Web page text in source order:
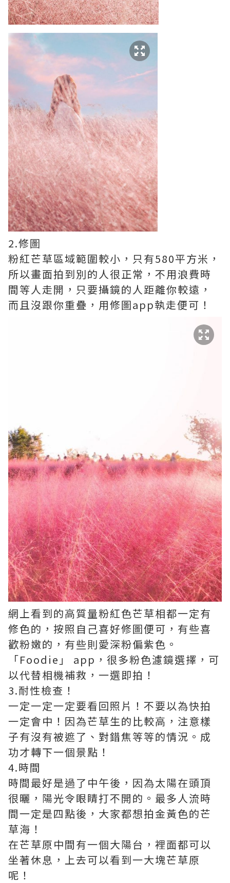
2.修圖
粉紅芒草區域範圍較小，只有580平方米，
所以畫面拍到別的人很正常，不用浪費時
間等人走開，只要攝鏡的人距離你較遠，
而且沒跟你重疊，用修圖app執走便可！
網上看到的高質量粉紅色芒草相都一定有
修色的，按照自己喜好修圖便可，有些喜
歡粉嫩的，有些則愛深粉偏紫色。
「Foodie」 app，很多粉色濾鏡選擇，可
以代替相機補救，一選即拍！
3.耐性檢查！
一定一定一定要看回照片！不要以為快拍
一定會中！因為芒草生的比較高，注意樣
子有沒有被遮了、對錯焦等等的情況。成
功才轉下一個景點！
4.時間
時間最好是過了中午後，因為太陽在頭頂
很曬，陽光令眼睛打不開的。最多人流時
間一定是四點後，大家都想拍金黃色的芒
草海！
在芒草原中間有一個大陽台，裡面都可以
坐著休息，上去可以看到一大塊芒草原
呢！